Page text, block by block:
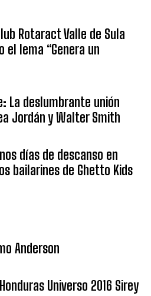
Rotaract Valle de Sula
el lema “Genera un
La deslumbrante unión
Jordán y Walter Smith
días de descanso en
bailarines de Ghetto Kids
Anderson
Universo 2016 Sirey